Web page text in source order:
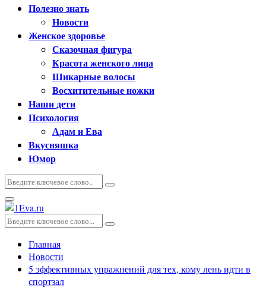
Полезно знать
Новости
Женское здоровье
Сказочная фигура
Красота женского лица
Шикарные волосы
Восхитительные ножки
Наши дети
Психология
Адам и Ева
Вкусняшка
Юмор
Искать:
Поиск
Основное
меню
Искать:
Поиск
Главная
Новости
5 эффективных упражнений для тех, кому лень идти в
спортзал